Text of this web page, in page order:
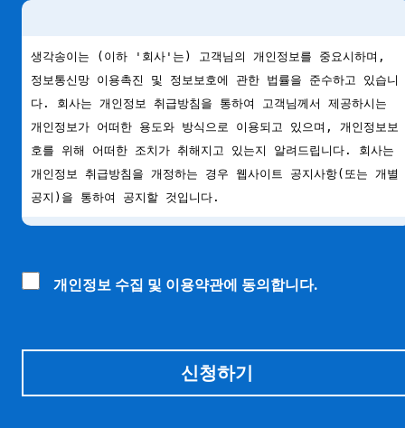
개인정보 수집 및 이용약관에 동의합니다.
신청하기